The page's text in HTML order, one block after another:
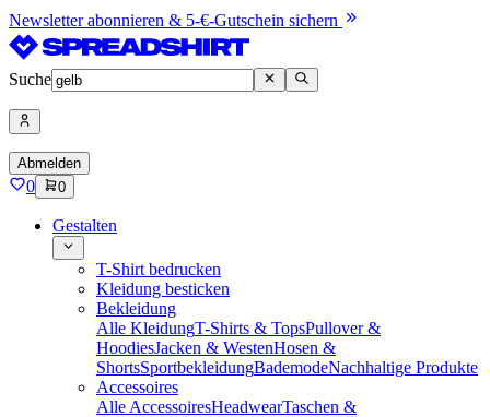
Newsletter abonnieren & 5-€-Gutschein sichern
Suche
Abmelden
0 0
Gestalten
T-Shirt bedrucken
Kleidung besticken
Bekleidung
Alle KleidungT-Shirts & TopsPullover &
HoodiesJacken & WestenHosen &
ShortsSportbekleidungBademodeNachhaltige Produkte
Accessoires
Alle AccessoiresHeadwearTaschen &